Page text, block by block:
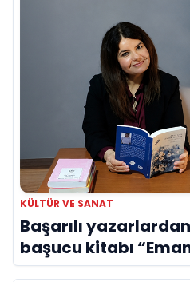
KÜLTÜR VE SANAT
Başarılı
başucu kitabı
yerini aldı